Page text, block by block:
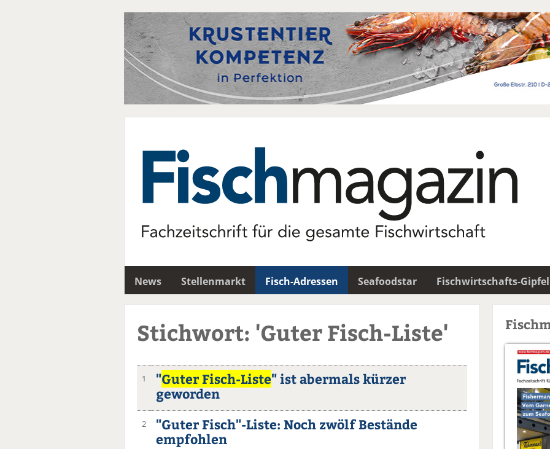
News Stellenmarkt Fisch-Adressen Seafoodstar Fischwirtschafts-Gipfel
Stichwort: 'Guter Fisch-Liste'
1 "Guter Fisch-Liste" ist abermals kürzer
geworden
2
"Guter Fisch"-Liste: Noch zwölf Bestände
empfohlen